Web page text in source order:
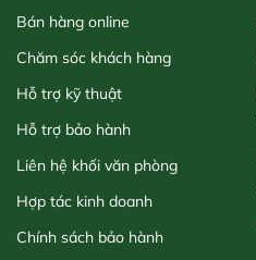
Bán hàng online
Chăm sóc khách hàng
Hỗ trợ kỹ thuật
Hỗ trợ bảo hành
Liên hệ khối văn phòng
Hợp tác kinh doanh
Chính sách bảo hành